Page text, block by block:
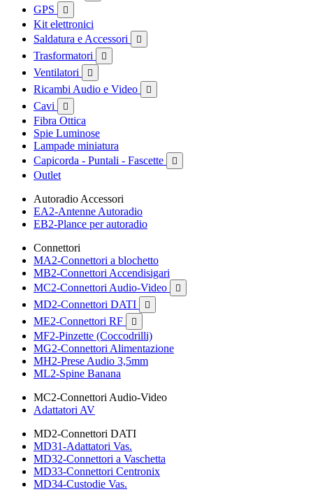
GPS 
Kit elettronici
Saldatura e Accessori

Trasformatori 
Ventilatori 
Ricambi Audio e Video 
Cavi 
Fibra Ottica
Spie Luminose
Lampade miniatura
Capicorda - Puntali - Fascette

Outlet
Autoradio Accessori
EA2-Antenne Autoradio
EB2-Plance per autoradio
Connettori
MA2-Connettori a blochetto
MB2-Connettori Accendisigari
MC2-Connettori Audio-Video

MD2-Connettori DATI 
ME2-Connettori RF 
MF2-Pinzette (Coccodrilli)
MG2-Connettori Alimentazione
MH2-Prese Audio 3,5mm
ML2-Spine Banana
MC2-Connettori Audio-Video
Adattatori AV
MD2-Connettori DATI
MD31-Adattatori Vas.
MD32-Connettori a Vaschetta
MD33-Connettori Centronix
MD34-Custodie Vas.